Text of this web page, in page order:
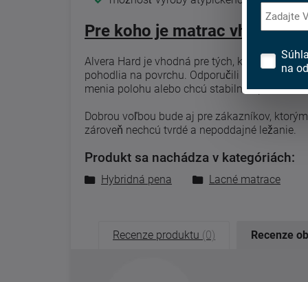
Pre koho je matrac vhodný
Alvera Hard je vhodná pre tých, ktorí
pohodlia na povrchu. Odporučili by sme ju
menia polohu alebo chcú stabilnú oporu bez
Dobrou voľbou bude aj pre zákazníkov,
zároveň nechcú tvrdé a nepoddajné ležanie.
Produkt sa nachádza v kategóriách:
Hybridná pena Lacné matrace
Recenze produktu (0) Recenze
na